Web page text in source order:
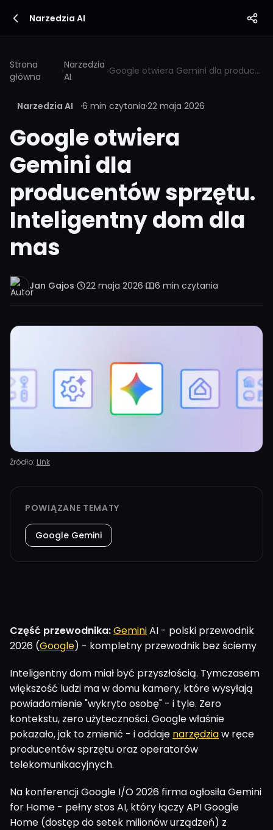
Narzedzia AI
Strona
główna
›Narzedzia
AI
› Google otwiera Gemini dla producentów sprzętu. Inteligentny dom dla mas
Narzedzia AI ·6 min czytania·22 maja 2026
Google otwiera
Gemini dla
producentów sprzętu.
Inteligentny dom dla
mas
Jan Gajos· 22 maja 2026· 6 min czytania
Źródło: Link
POWIĄZANE TEMATY
Google Gemini
Część przewodnika:GeminiAI - polski przewodnik
2026 (Google) - kompletny przewodnik bez ściemy
Inteligentny dom miał być przyszłością. Tymczasem
większość ludzi ma w domu kamery, które wysyłają
powiadomienie "wykryto osobę" - i tyle. Zero
kontekstu, zero użyteczności. Google właśnie
pokazało, jak to zmienić - i oddaje narzędziaw ręce
producentów sprzętu oraz operatorów
telekomunikacyjnych.
Na konferencji Google I/O 2026 firma ogłosiła Gemini
for Home - pełny stos AI, który łączy API Google
Home (dostęp do setek milionów urządzeń) z